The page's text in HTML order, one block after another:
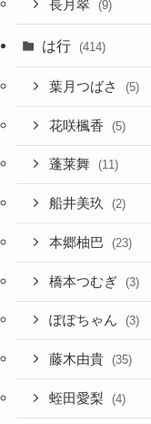
長月翠 (9)
は行 (414)
葉月つばさ (5)
花咲楓香 (5)
蓬莱舞 (11)
船井美玖 (2)
本郷柚巴 (23)
橋本つむぎ (3)
ぽぽちゃん (3)
藤木由貴 (35)
蛭田愛梨 (4)